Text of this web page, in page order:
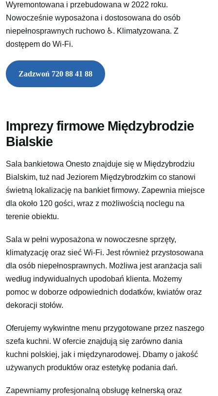
Wyremontowana i przebudowana w 2022 roku.
Nowocześnie wyposażona i dostosowana do osób
niepełnosprawnych ruchowo ♿. Klimatyzowana. Z
dostępem do Wi-Fi.
Zadzwoń 720 88 41 88
Imprezy firmowe Międzybrodzie
Bialskie
Sala bankietowa Onesto znajduje się w Międzybrodziu
Bialskim, tuż nad Jeziorem Międzybrodzkim co stanowi
świetną lokalizację na bankiet firmowy. Zapewnia miejsce
dla około 120 gości, wraz z możliwością noclegu na
terenie obiektu.
Sala w pełni wyposażona w nowoczesne sprzęty,
klimatyzację oraz sieć Wi-Fi. Jest również przystosowana
dla osób niepełnosprawnych. Możliwa jest aranżacja sali
według indywidualnych upodobań klienta. Możemy
pomoc w doborze odpowiednich dodatków, kwiatów oraz
dekoracji stołów.
Oferujemy wykwintne menu przygotowane przez naszego
szefa kuchni. W ofercie znajdują się zarówno dania
kuchni polskiej, jak i międzynarodowej. Dbamy o jakość
używanych produktów oraz estetykę podania dań.
Zapewniamy profesjonalną obsługę kelnerską oraz